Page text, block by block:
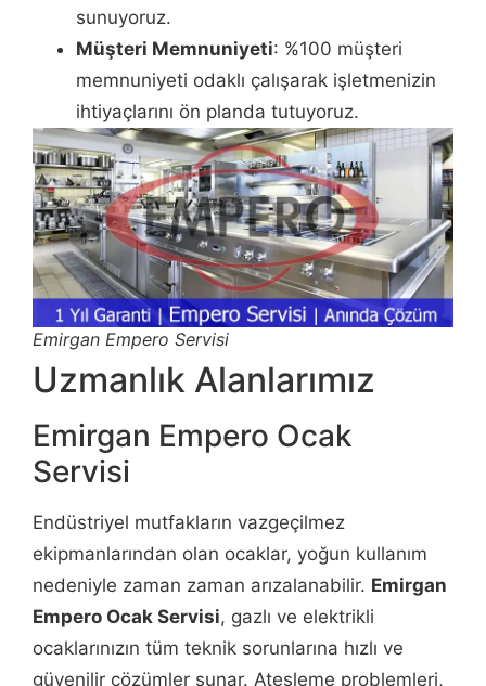
sunuyoruz.
Müşteri Memnuniyeti: %100 müşteri
memnuniyeti odaklı çalışarak işletmenizin
ihtiyaçlarını ön planda tutuyoruz.
Emirgan Empero Servisi
Uzmanlık Alanlarımız
Emirgan Empero Ocak
Servisi
Endüstriyel mutfakların vazgeçilmez
ekipmanlarından olan ocaklar, yoğun kullanım
nedeniyle zaman zaman arızalanabilir. Emirgan
Empero Ocak Servisi, gazlı ve elektrikli
ocaklarınızın tüm teknik sorunlarına hızlı ve
güvenilir çözümler sunar. Ateşleme problemleri,